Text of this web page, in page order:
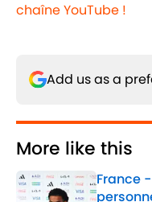
chaîne YouTube !
Add us as a
More like this
France